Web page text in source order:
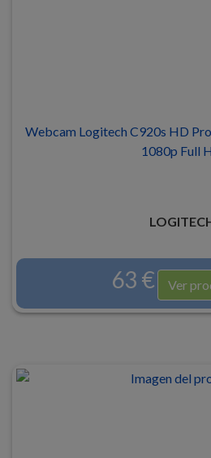
Webcam Logitech C920s HD
1080p Full
63 € Ver